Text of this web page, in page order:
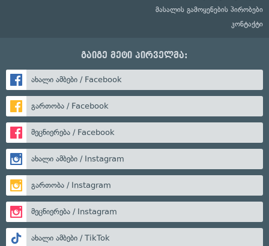
მასალის გამოყენების პირობები
კონტაქტი
გაიგე მეტი პირველმა:
ახალი ამბები / Facebook
გართობა / Facebook
მეცნიერება / Facebook
ახალი ამბები / Instagram
გართობა / Instagram
მეცნიერება / Instagram
ახალი ამბები / TikTok